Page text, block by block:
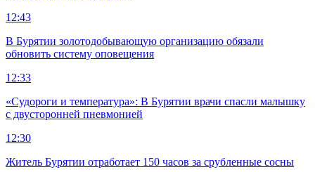
12:43
В Бурятии золотодобывающую организацию обязали
обновить систему оповещения
12:33
«Судороги и температура»: В Бурятии врачи спасли малышку
с двусторонней пневмонией
12:30
Житель Бурятии отработает 150 часов за срубленные сосны